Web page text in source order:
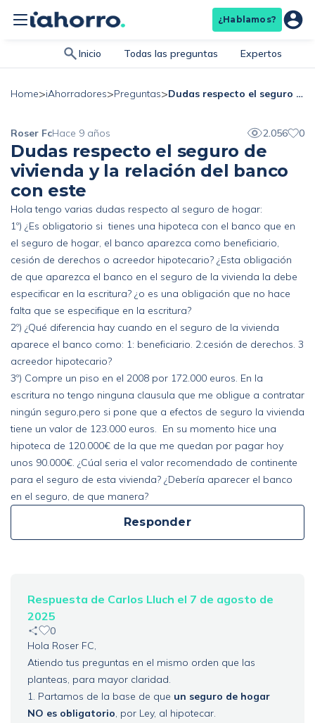
¿Hablamos?
Inicio Todas las preguntas Expertos
Home>iAhorradores>Preguntas> Dudas respecto el seguro de vivienda y la relación del banco con este
Roser FcHace 9 años 2.056 0
Dudas respecto el seguro de
vivienda y la relación del banco
con este
Hola tengo varias dudas respecto al seguro de hogar:
1º) ¿Es obligatorio si tienes una hipoteca con el banco que en
el seguro de hogar, el banco aparezca como beneficiario,
cesión de derechos o acreedor hipotecario? ¿Esta obligación
de que aparezca el banco en el seguro de la vivienda la debe
especificar en la escritura? ¿o es una obligación que no hace
falta que se especifique en la escritura?
2º) ¿Qué diferencia hay cuando en el seguro de la vivienda
aparece el banco como: 1: beneficiario. 2:cesión de derechos. 3
acreedor hipotecario?
3º) Compre un piso en el 2008 por 172.000 euros. En la
escritura no tengo ninguna clausula que me obligue a contratar
ningún seguro,pero si pone que a efectos de seguro la vivienda
tiene un valor de 123.000 euros. En su momento hice una
hipoteca de 120.000€ de la que me quedan por pagar hoy
unos 90.000€. ¿Cúal seria el valor recomendado de continente
para el seguro de esta vivienda? ¿Debería aparecer el banco
en el seguro, de que manera?
Responder
Respuesta de Carlos Lluch el 7 de agosto de
2025
0
Hola Roser FC,
Atiendo tus preguntas en el mismo orden que las
planteas, para mayor claridad.
1. Partamos de la base de que un seguro de hogar
NO es obligatorio, por Ley, al hipotecar.